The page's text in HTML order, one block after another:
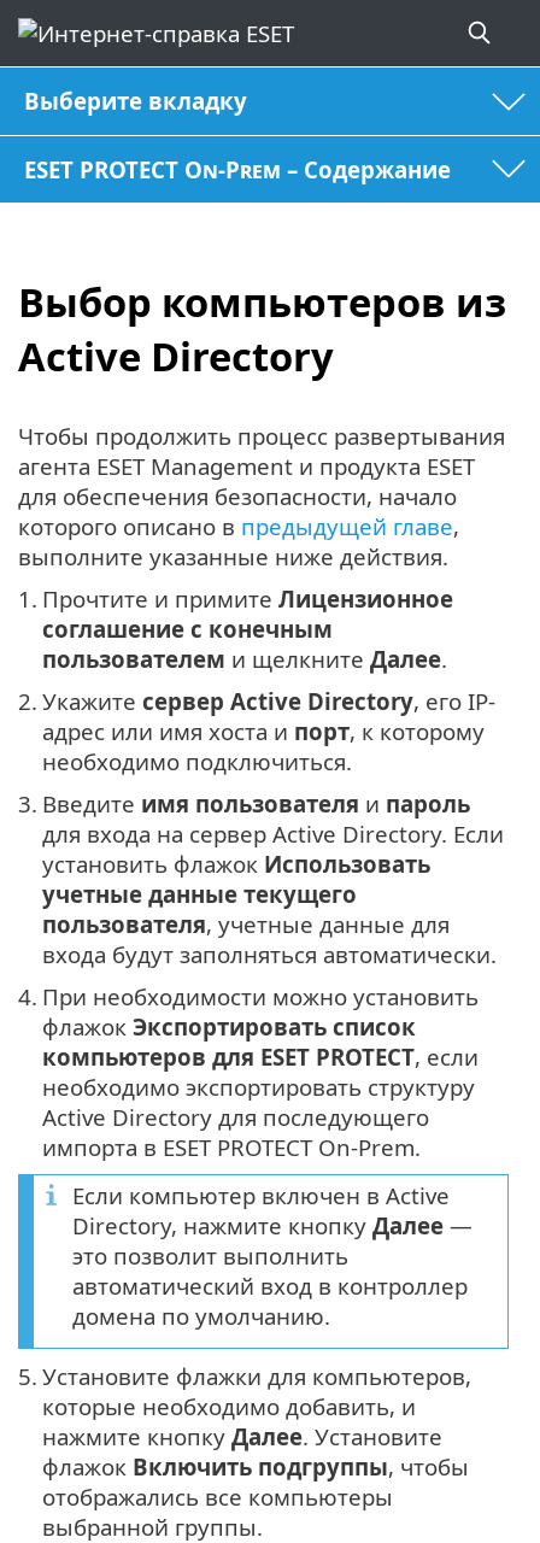
Выберите вкладку
ESET PROTECT On-Prem – Содержание
Выбор компьютеров из
Active Directory
Чтобы продолжить процесс развертывания
агента ESET Management и продукта ESET
для обеспечения безопасности, начало
которого описано в предыдущей главе,
выполните указанные ниже действия.
1. Прочтите и примите Лицензионное
соглашение с конечным
пользователем и щелкните Далее.
2. Укажите сервер Active Directory, его IP-
адрес или имя хоста и порт, к которому
необходимо подключиться.
3. Введите имя пользователя и пароль
для входа на сервер Active Directory. Если
установить флажок Использовать
учетные данные текущего
пользователя, учетные данные для
входа будут заполняться автоматически.
4. При необходимости можно установить
флажок Экспортировать список
компьютеров для ESET PROTECT, если
необходимо экспортировать структуру
Active Directory для последующего
импорта в ESET PROTECT On-Prem.
Если компьютер включен в Active
Directory, нажмите кнопку Далее —
это позволит выполнить
автоматический вход в контроллер
домена по умолчанию.
5. Установите флажки для компьютеров,
которые необходимо добавить, и
нажмите кнопку Далее. Установите
флажок Включить подгруппы, чтобы
отображались все компьютеры
выбранной группы.